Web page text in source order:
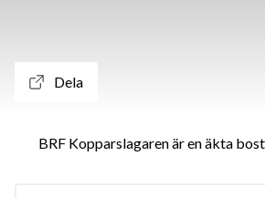
Dela
BRF Kopparslagaren är en äkta